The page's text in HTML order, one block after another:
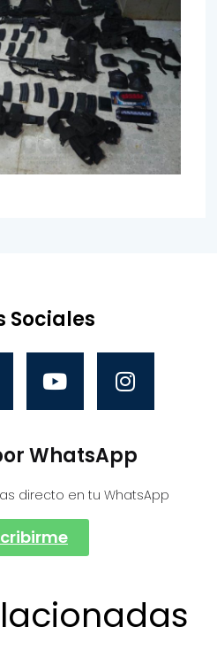
Sociales
WhatsApp
directo en tu WhatsApp